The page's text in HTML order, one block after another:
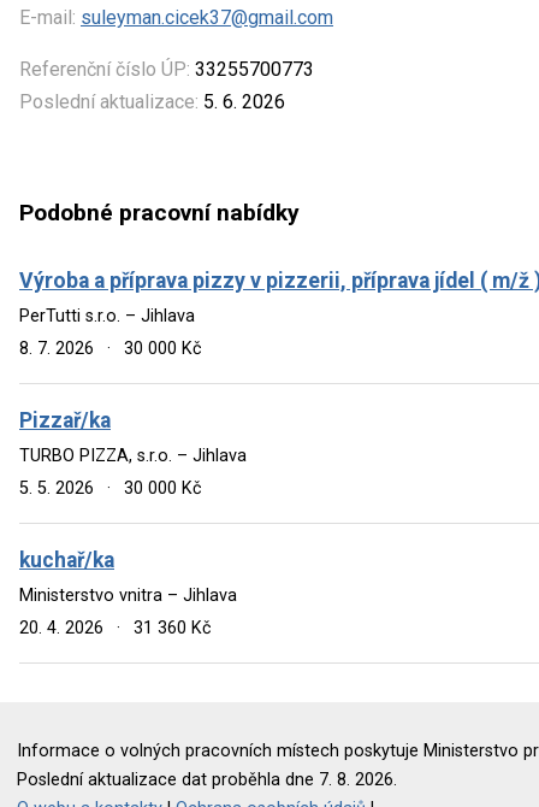
E-mail: suleyman.cicek37@gmail.com
Referenční číslo ÚP: 33255700773
Poslední aktualizace: 5. 6. 2026
Podobné pracovní nabídky
Výroba a příprava pizzy v pizzerii, příprava jídel ( m/ž
PerTutti s.r.o. – Jihlava
8. 7. 2026
· 30 000 Kč
Pizzař/ka
TURBO PIZZA, s.r.o. – Jihlava
5. 5. 2026
· 30 000 Kč
kuchař/ka
Ministerstvo vnitra – Jihlava
20. 4. 2026
· 31 360 Kč
Informace o volných pracovních místech poskytuje Ministerstvo
Poslední aktualizace dat proběhla dne 7. 8. 2026.